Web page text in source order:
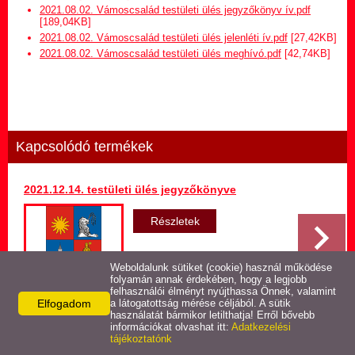
Hirdetmény termőföld
bérletére
Települési Arculati
Képviselő-testületi ülések
Egészségügyi ellátás
Egyéb szolgáltatások
Látnivalók
2021.08.02. Vámoscsalád testületi ülés jegyzőkönyv ív.pdf
[189,04KB]
2021.08.02. Vámoscsalád testületi ülés jelenléti ív.pdf [27,42KB]
2021.08.02. Vámoscsalád testületi ülés meghívó.pdf [42,74KB]
Kapcsolódó termékek
2021.12.14. testületi ülés jegyzőkönyve
Részletek
Vissza az előző oldalra!
Elfogadom
Weboldalunk sütiket (cookie) használ működése
folyamán annak érdekében, hogy a legjobb
felhasználói élményt nyújthassa Önnek, valamint
a látogatottság mérése céljából. A sütik
használatát bármikor letilthatja! Erről bővebb
információkat olvashat itt: Adatkezelési
tájékoztatónk